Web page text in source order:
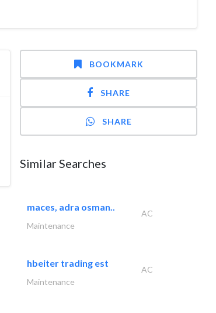
BOOKMARK
SHARE
SHARE
Similar Searches
maces, adra osman..
AC
Maintenance
hbeiter trading est
AC
Maintenance